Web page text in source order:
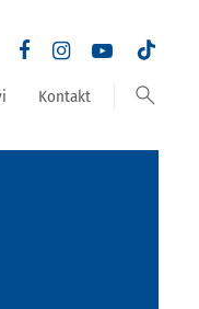
Kontakt search